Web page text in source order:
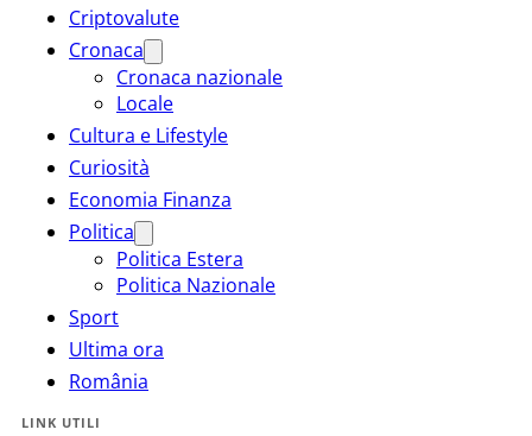
Criptovalute
Cronaca
Cronaca nazionale
Locale
Cultura e Lifestyle
Curiosità
Economia Finanza
Politica
Politica Estera
Politica Nazionale
Sport
Ultima ora
România
LINK UTILI